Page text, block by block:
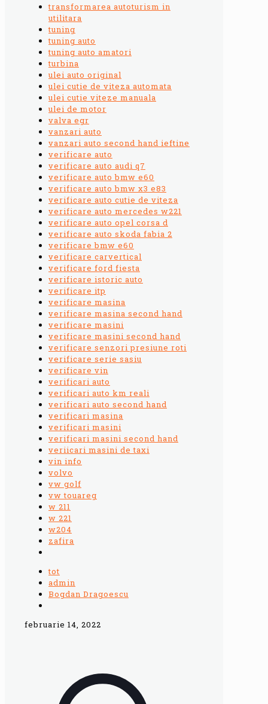
transformarea autoturism in
utilitara
tuning
tuning auto
tuning auto amatori
turbina
ulei auto original
ulei cutie de viteza automata
ulei cutie viteze manuala
ulei de motor
valva egr
vanzari auto
vanzari auto second hand ieftine
verificare auto
verificare auto audi q7
verificare auto bmw e60
verificare auto bmw x3 e83
verificare auto cutie de viteza
verificare auto mercedes w221
verificare auto opel corsa d
verificare auto skoda fabia 2
verificare bmw e60
verificare carvertical
verificare ford fiesta
verificare istoric auto
verificare itp
verificare masina
verificare masina second hand
verificare masini
verificare masini second hand
verificare senzori presiune roti
verificare serie sasiu
verificare vin
verificari auto
verificari auto km reali
verificari auto second hand
verificari masina
verificari masini
verificari masini second hand
veriicari masini de taxi
vin info
volvo
vw golf
vw touareg
w 211
w 221
w204
zafira
tot
admin
Bogdan Dragoescu
februarie 14, 2022